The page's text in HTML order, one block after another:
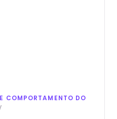
COMPORTAMENTO DO